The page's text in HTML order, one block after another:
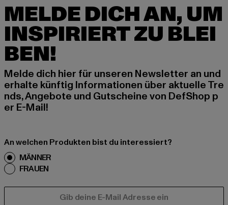
MELDE DICH AN, UM
INSPIRIERT ZU BLEI
BEN!
Melde dich hier für unseren Newsletter an und
erhalte künftig Informationen über aktuelle Tre
nds, Angebote und Gutscheine von DefShop p
er E-Mail!
An welchen Produkten bist du interessiert?
MÄNNER
FRAUEN